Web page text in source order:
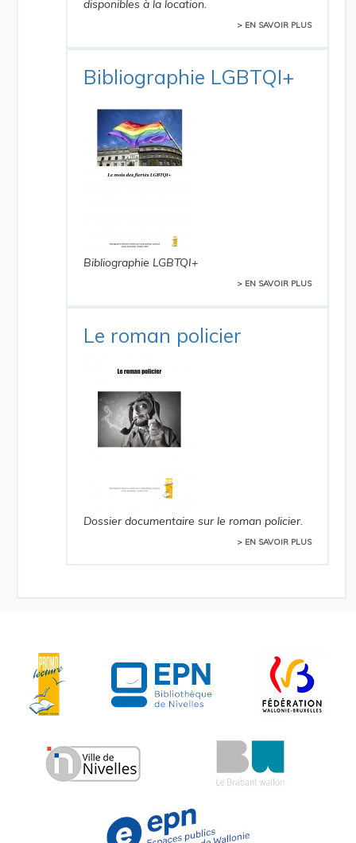
disponibles à la location.
> EN SAVOIR PLUS
Bibliographie LGBTQI+
Bibliographie LGBTQI+
> EN SAVOIR PLUS
Le roman policier
Dossier documentaire sur le roman policier.
> EN SAVOIR PLUS